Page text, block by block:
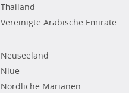
Thailand
Vereinigte Arabische Emirate
Neuseeland
Niue
Nördliche Marianen